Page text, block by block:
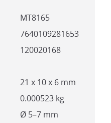
MT8165
7640109281653
120020168
21 x 10 x 6 mm
0.000523 kg
Ø 5–7 mm